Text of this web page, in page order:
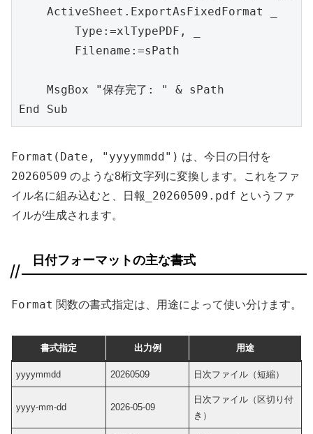
    ActiveSheet.ExportAsFixedFormat _
        Type:=xlTypePDF, _
        Filename:=sPath
    MsgBox "保存完了: " & sPath
End Sub
Format(Date, "yyyymmdd") は、今日の日付を
20260509 のような8桁文字列に変換します。これをファ
イル名に組み込むと、
日報_20260509.pdf というファ
イルが生成されます。
日付フォーマットの主な書式
Format 関数の書式指定は、用途によって使い分けます。
書式指定 出力例 用途
yyyymmdd 20260509 日次ファイル（短縮）
yyyy-mm-dd 2026-05-09
日次ファイル（区切り付
き）